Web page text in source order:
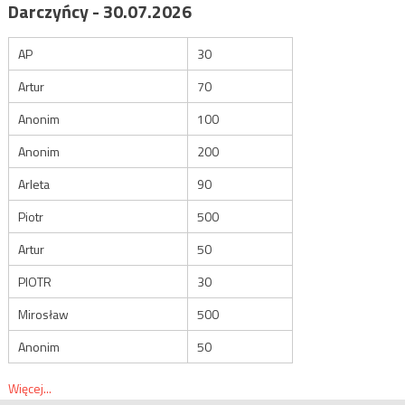
Darczyńcy - 30.07.2026
AP
30
Artur
70
Anonim
100
Anonim
200
Arleta
90
Piotr
500
Artur
50
PIOTR
30
Mirosław
500
Anonim
50
Więcej...